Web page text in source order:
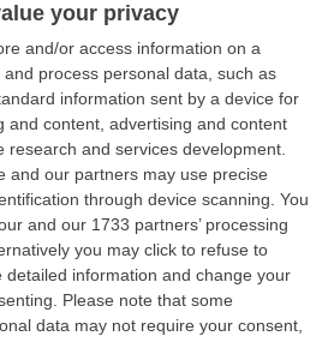
your privacy
and/or access information on a
process personal data, such as
information sent by a device for
and content, advertising and content
research and services development.
and our partners may use precise
through device scanning. You
and our 1733 partners’ processing
you may click to refuse to
detailed information and change your
Please note that some
data may not require your consent,
Di Dio” Di Maradona
Maradona segnò durante la storica
ai Mondiali del 1986 potrebbe
Il Generale Burgio
città correremo in tutte le grandi città
Ci presenteremo come Futuro